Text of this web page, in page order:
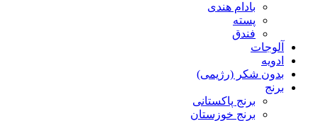
بادام هندی
پسته
فندق
آلوجات
ادویه
بدون شکر (رژیمی)
برنج
برنج پاکستانی
برنج خوزستان